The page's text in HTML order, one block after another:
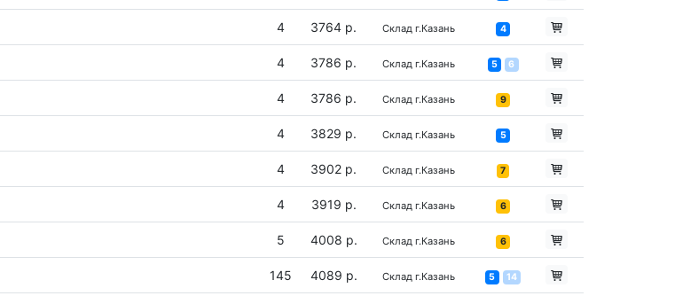
4 3764 р. Склад г.Казань 4
4 3786 р. Склад г.Казань 5 6
4 3786 р. Склад г.Казань 9
4 3829 р. Склад г.Казань 5
4 3902 р. Склад г.Казань 7
4 3919 р. Склад г.Казань 6
5 4008 р. Склад г.Казань 6
145 4089 р. Склад г.Казань 5 14